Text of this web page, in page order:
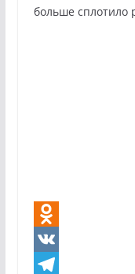
больше сплотило
O
d
V